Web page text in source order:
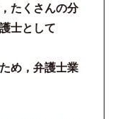
集
たくさんの分
士として
め，弁護士業